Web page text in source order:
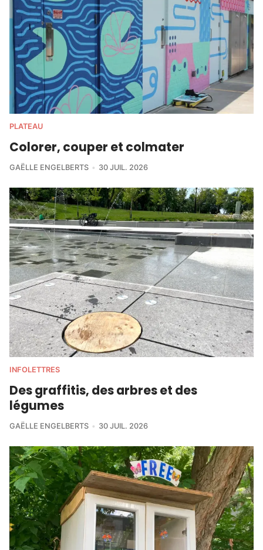
PLATEAU
Colorer, couper et colmater
GAËLLE ENGELBERTS 30 JUIL. 2026
INFOLETTRES
Des graffitis, des arbres et des
légumes
GAËLLE ENGELBERTS 30 JUIL. 2026